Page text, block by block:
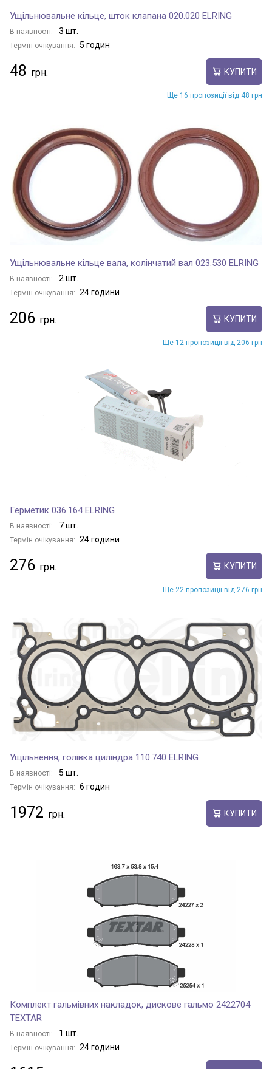
Ущільнювальне кільце, шток клапана 020.020 ELRING
В наявності: 3 шт.
Термін очікування: 5 годин
48 КУПИТИ
Ще 16 пропозиції від 48 грн
Ущільнювальне кільце вала, колінчатий вал 023.530 ELRING
В наявності: 2 шт.
Термін очікування: 24 години
206 КУПИТИ
Ще 12 пропозиції від 206 грн
Герметик 036.164 ELRING
В наявності: 7 шт.
Термін очікування: 24 години
276 КУПИТИ
Ще 22 пропозиції від 276 грн
Ущільнення, голівка циліндра 110.740 ELRING
В наявності: 5 шт.
Термін очікування: 6 годин
1972 КУПИТИ
Комплект гальмівних накладок, дискове гальмо 2422704
TEXTAR
В наявності: 1 шт.
Термін очікування: 24 години